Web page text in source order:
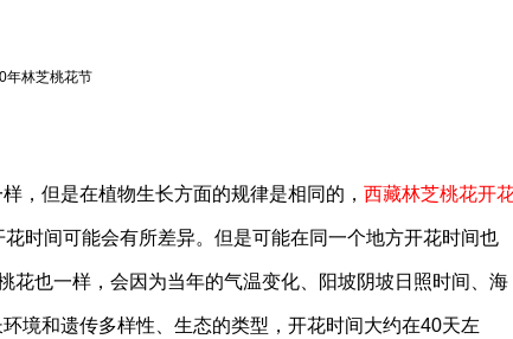
，但是在植物生长方面的规律是相同的， 西藏林芝桃花开
花时间可能会有所差异。但是可能在同一个地方开花时间也
花也一样，会因为当年的气温变化、阳坡阴坡日照时间、海
境和遗传多样性、生态的类型，开花时间大约在40天左